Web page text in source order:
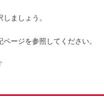
ましょう。
ージを参照してください。